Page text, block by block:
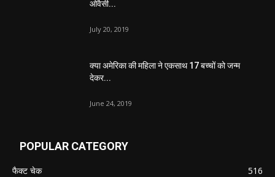
ओवैसी...
July 20, 2019
क्या अमेरिका की महिला ने एकसाथ 17 बच्चों को जन्म
देकर...
June 24, 2019
POPULAR CATEGORY
फैक्ट चेक
516